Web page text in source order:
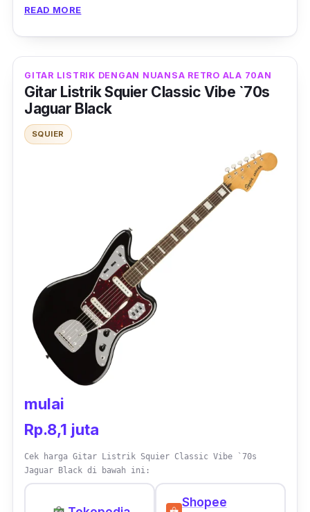
Fiturultra access heel
terkendali. Floyd Rose 1500 tremolo bridge
dari gitar ini sangat bagus untuk kontrol nada
dan stabilitas. Sementara,
kayu eboni yang keras menghasilkan suara
Bermain gitar dengan Schecter Synyster
membantumu lebih ekspresif
dan tampil keren saat mengiringi sebuah lagu.
Meski demikian, gitar listrik ini memiliki harga
yang cukup tinggi. Namun, akan sebanding
dengan performa suara yang dihasilkan gitar
elektrik ini.
READ MORE
GITAR LISTRIK DENGAN NUANSA RETRO ALA 70AN
Gitar Listrik Squier Classic Vibe `70s
Jaguar Black
SQUIER
mulai
Rp.8,1 juta
Cek harga Gitar Listrik Squier Classic Vibe `70s
Jaguar Black di bawah ini:
Shopee